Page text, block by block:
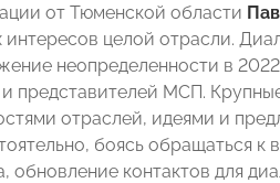
от Тюменской области
целой отрасли.
неопределенности в
представителей МСП.
отраслей, идеями и
боясь обращаться к
обновление контактов для